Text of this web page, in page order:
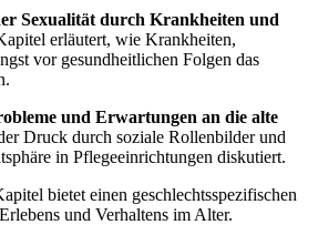
Sexualität durch Krankheiten und
erläutert, wie Krankheiten,
vor gesundheitlichen Folgen das
und Erwartungen an die alte
Druck durch soziale Rollenbilder und
in Pflegeeinrichtungen diskutiert.
bietet einen geschlechtsspezifischen
und Verhaltens im Alter.